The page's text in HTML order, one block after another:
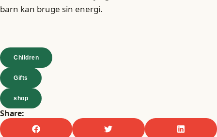
barn kan bruge sin energi.
Children
Gifts
shop
Share: